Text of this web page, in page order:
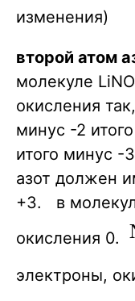
изменения)
второй атом
молекуле LiNO
окисления
минус -2
итого минус -
азот должен
+3. в
окисления 0.
электроны,